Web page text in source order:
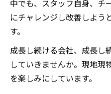
中でも、スタッフ自身、チ
にチャレンジし改善しよう
す。
成長し続ける会社、成長し
していきませんか。現地現
を楽しみにしています。